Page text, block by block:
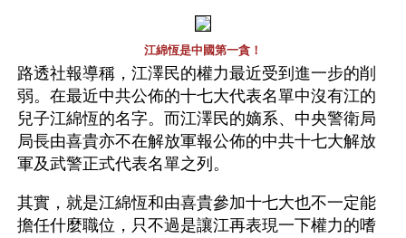
江綿恆是中國第一貪！
路透社報導稱，江澤民的權力最近受到進一步的削
弱。在最近中共公佈的十七大代表名單中沒有江的
兒子江綿恆的名字。而江澤民的嫡系、中央警衛局
局長由喜貴亦不在解放軍報公佈的中共十七大解放
軍及武警正式代表名單之列。
其實，就是江綿恆和由喜貴參加十七大也不一定能
擔任什麼職位，只不過是讓江再表現一下權力的嗜